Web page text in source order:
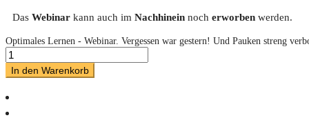
Das Webinar kann auch im Nachhinein noch erworben werden.
Optimales Lernen - Webinar. Vergessen war gestern! Und Pauken streng
In den Warenkorb